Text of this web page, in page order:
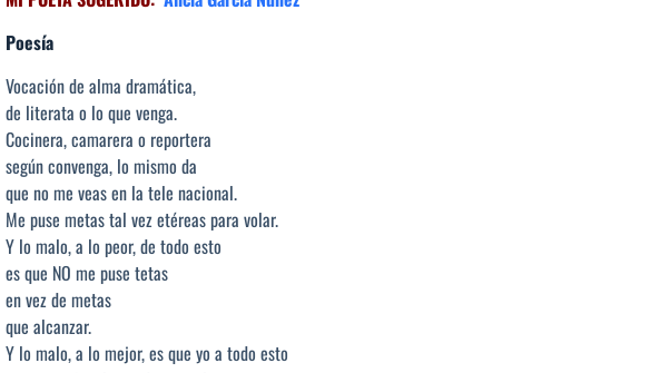
Poesía
Vocación de alma dramática,
de literata o lo que venga.
Cocinera, camarera o reportera
según convenga, lo mismo da
que no me veas en la tele nacional.
Me puse metas tal vez etéreas para volar.
Y lo malo, a lo peor, de todo esto
es que NO me puse tetas
en vez de metas
que alcanzar.
Y lo malo, a lo mejor, es que yo a todo esto